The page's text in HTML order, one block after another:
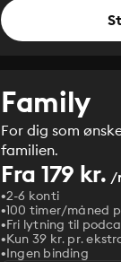
Family
For dig som
familien.
Fra 179 kr. /
2-6 konti
100 timer/måned
Fri lytning til
Kun 39 kr. pr.
Ingen binding